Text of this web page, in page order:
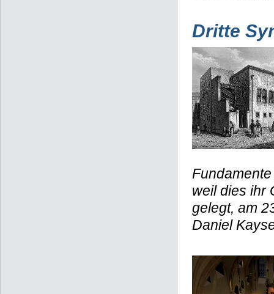
Dritte
weil dies ihr
gelegt, am
Daniel